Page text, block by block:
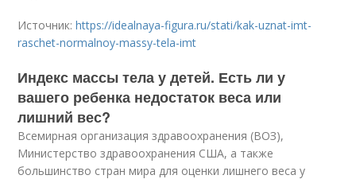
Источник:https://idealnaya-figura.ru/stati/kak-uznat-imt-
raschet-normalnoy-massy-tela-imt
Индекс массы тела у детей. Есть ли у
вашего ребенка недостаток веса или
лишний вес?
Всемирная организация здравоохранения (ВОЗ),
Министерство здравоохранения США, а также
большинство стран мира для оценки лишнего веса у